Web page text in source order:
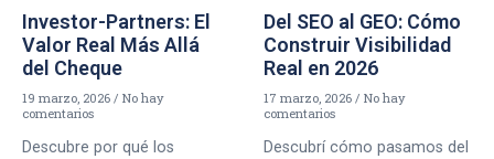
Investor-Partners: El
Valor Real Más Allá
del Cheque
19 marzo, 2026
No hay
comentarios
Descubre por qué los
Del SEO al GEO: Cómo
Construir Visibilidad
Real en 2026
17 marzo, 2026
No hay
comentarios
Descubrí cómo pasamos del